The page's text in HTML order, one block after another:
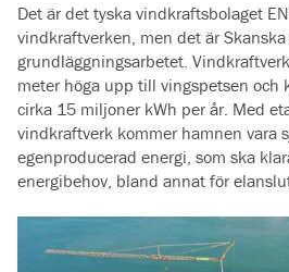
Det är det tyska vindkraftsbolaget
vindkraftverken, men det är
grundläggningsarbetet.
meter höga upp till vingspetsen och
cirka 15 miljoner kWh per år. Med
vindkraftverk kommer hamnen vara
egenproducerad energi, som ska
energibehov, bland annat för